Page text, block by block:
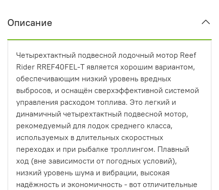
Описание
Четырехтактный подвесной лодочный мотор Reef
Rider RREF40FEL-T является хорошим вариантом,
обеспечивающим низкий уровень вредных
выбросов, и оснащён сверхэффективной системой
управления расходом топлива. Это легкий и
динамичный четырехтактный подвесной мотор,
рекомедуемый для лодок среднего класса,
используемых в длительных скоростных
переходах и при рыбалке троллингом. Плавный
ход (вне зависимости от погодных условий),
низкий уровень шума и вибрации, высокая
надёжность и экономичность - вот отличительные